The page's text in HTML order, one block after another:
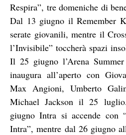
Respira”, tre domeniche di
Dal 13 giugno il Remember
serate giovanili, mentre il
l’Invisibile” toccherà spazi
Il 25 giugno l’Arena
inaugura all’aperto con
Max Angioni, Umberto
Michael Jackson il 25
giugno Intra si accende con
Intra”, mentre dal 26 giugno